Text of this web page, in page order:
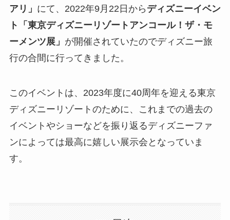
アリ」 にて、2022年9月22日から ディズニーイベン
ト
「東京ディズニーリゾートアンコール！ザ・モ
ーメンツ展」 が開催されていたのでディズニー旅
行の合間に行ってきました。
このイベントは、 2023年度に40周年を迎える東京
ディズニーリゾート のために、これまでの過去の
イベントやショーなどを振り返るディズニーファ
ンによっては最高に嬉しい展示会となっていま
す。